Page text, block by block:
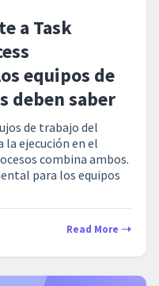
a Task
equipos de
deben saber
de trabajo del
ejecución en el
combina ambos.
para los equipos
Read More